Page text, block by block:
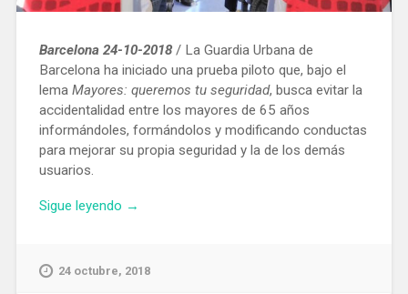
Barcelona 24-10-2018/ La Guardia Urbana de
Barcelona ha iniciado una prueba piloto que, bajo el
lema Mayores: queremos tu seguridad, busca evitar la
accidentalidad entre los mayores de 65 años
informándoles, formándolos y modificando conductas
para mejorar su propia seguridad y la de los demás
usuarios.
Sigue leyendo «La
asesorará
→
24 octubre, 2018